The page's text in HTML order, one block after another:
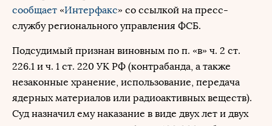
сообщает «Интерфакс» со ссылкой на пресс-
службу регионального управления ФСБ.
Подсудимый признан виновным по п. «в» ч. 2 ст.
226.1 и ч. 1 ст. 220 УК РФ (контрабанда, а также
незаконные хранение, использование, передача
ядерных материалов или радиоактивных веществ).
Суд назначил ему наказание в виде двух лет и двух